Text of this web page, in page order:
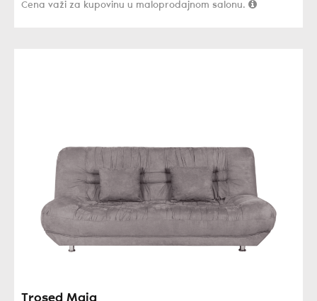
Cena važi za kupovinu u maloprodajnom salonu.
Trosed Maja